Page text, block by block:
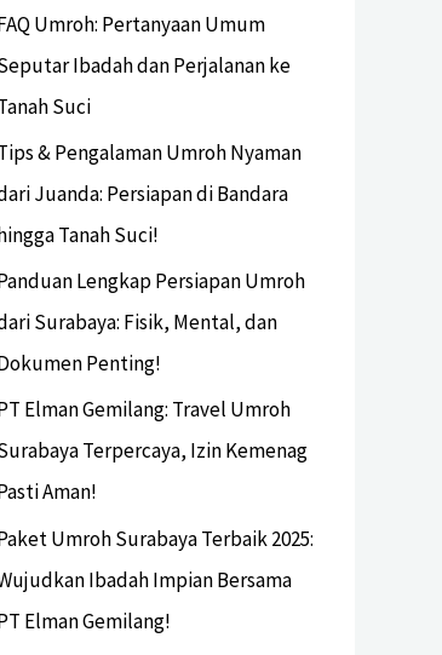
Umroh: Pertanyaan Umum
Ibadah dan Perjalanan ke
Suci
& Pengalaman Umroh Nyaman
Juanda: Persiapan di Bandara
Tanah Suci!
Lengkap Persiapan Umroh
Surabaya: Fisik, Mental, dan
Penting!
Elman Gemilang: Travel Umroh
Terpercaya, Izin Kemenag
Aman!
Umroh Surabaya Terbaik 2025:
Ibadah Impian Bersama
Elman Gemilang!